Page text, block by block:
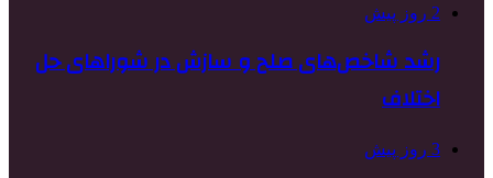
2 روز پیش
رشد شاخص‌های صلح و سازش در شوراهای حل
اختلاف
3 روز پیش